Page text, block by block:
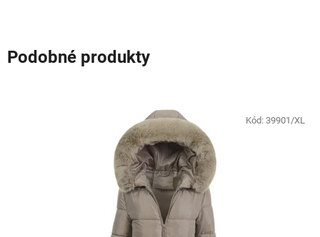
Podobné produkty
Kód: 39901/XL